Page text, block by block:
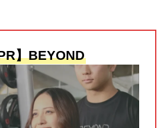
】BEYOND